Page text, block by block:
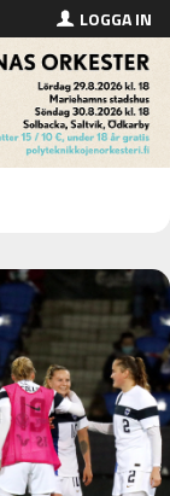
LOGGA IN